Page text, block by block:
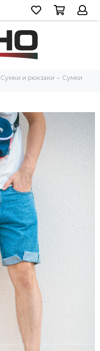
Сумки и рюкзаки
Сумки